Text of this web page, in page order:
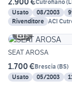
Cutrofiano(
Usato
08/2003
Rivenditore ACI
5
SEAT AROSA
1.700 €Brescia (BS)
Usato
05/2003